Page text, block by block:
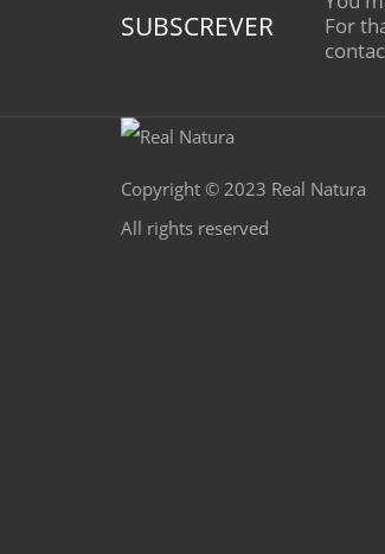
SUBSCREVER
For
Copyright © 2023 Real Natura
All rights reserved